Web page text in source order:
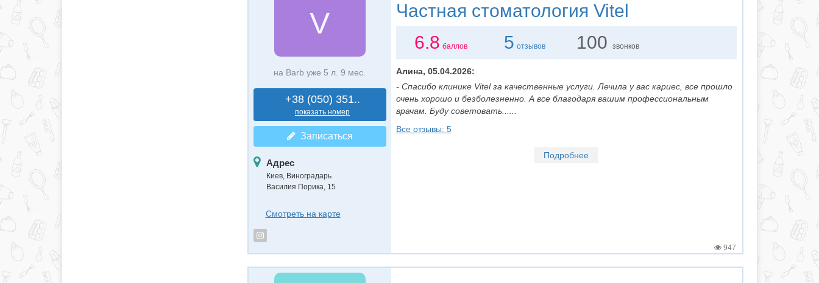
V
на Barb уже 5 л. 9 мес.
+38 (050) 351..
показать номер
Записаться
Адрес
Киев, Виноградарь
Василия Порика, 15
Смотреть на карте
Частная стоматология Vitel
6.8 баллов 5 отзывов 100 звонков
Алина, 05.04.2026:
- Спасибо клинике Vitel за качественные услуги. Лечила у вас кариес, все прошло
очень хорошо и безболезненно. А все благодаря вашим профессиональным
врачам. Буду советовать......
Все отзывы: 5
Подробнее
947